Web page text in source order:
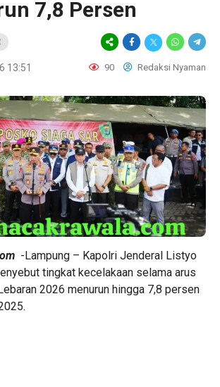
7,8 Persen
13:51 90 Redaksi Nyaman
-Lampung – Kapolri Jenderal Listyo
tingkat kecelakaan selama arus
2026 menurun hingga 7,8 persen